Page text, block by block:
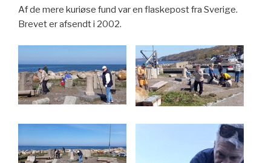
Af de mere kuriøse fund var en flaskepost fra Sverige.
Brevet er afsendt i 2002.